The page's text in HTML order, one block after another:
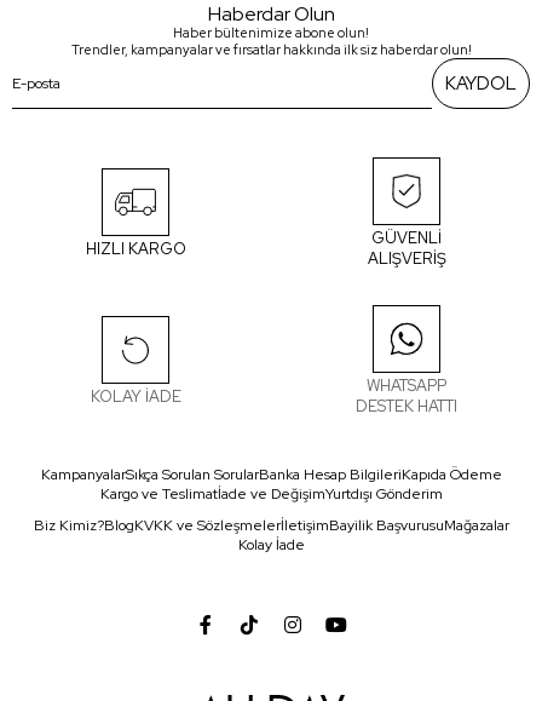
Haberdar Olun
Haber bültenimize abone olun!
Trendler, kampanyalar ve fırsatlar hakkında ilk siz haberdar olun!
KAYDOL
HIZLI KARGO
GÜVENLİ
ALIŞVERİŞ
KOLAY İADE
WHATSAPP
DESTEK HATTI
KampanyalarSıkça Sorulan SorularBanka Hesap BilgileriKapıda Ödeme
Kargo ve Teslimatİade ve DeğişimYurtdışı Gönderim
Biz Kimiz?BlogKVKK ve SözleşmelerİletişimBayilik BaşvurusuMağazalar
Kolay İade